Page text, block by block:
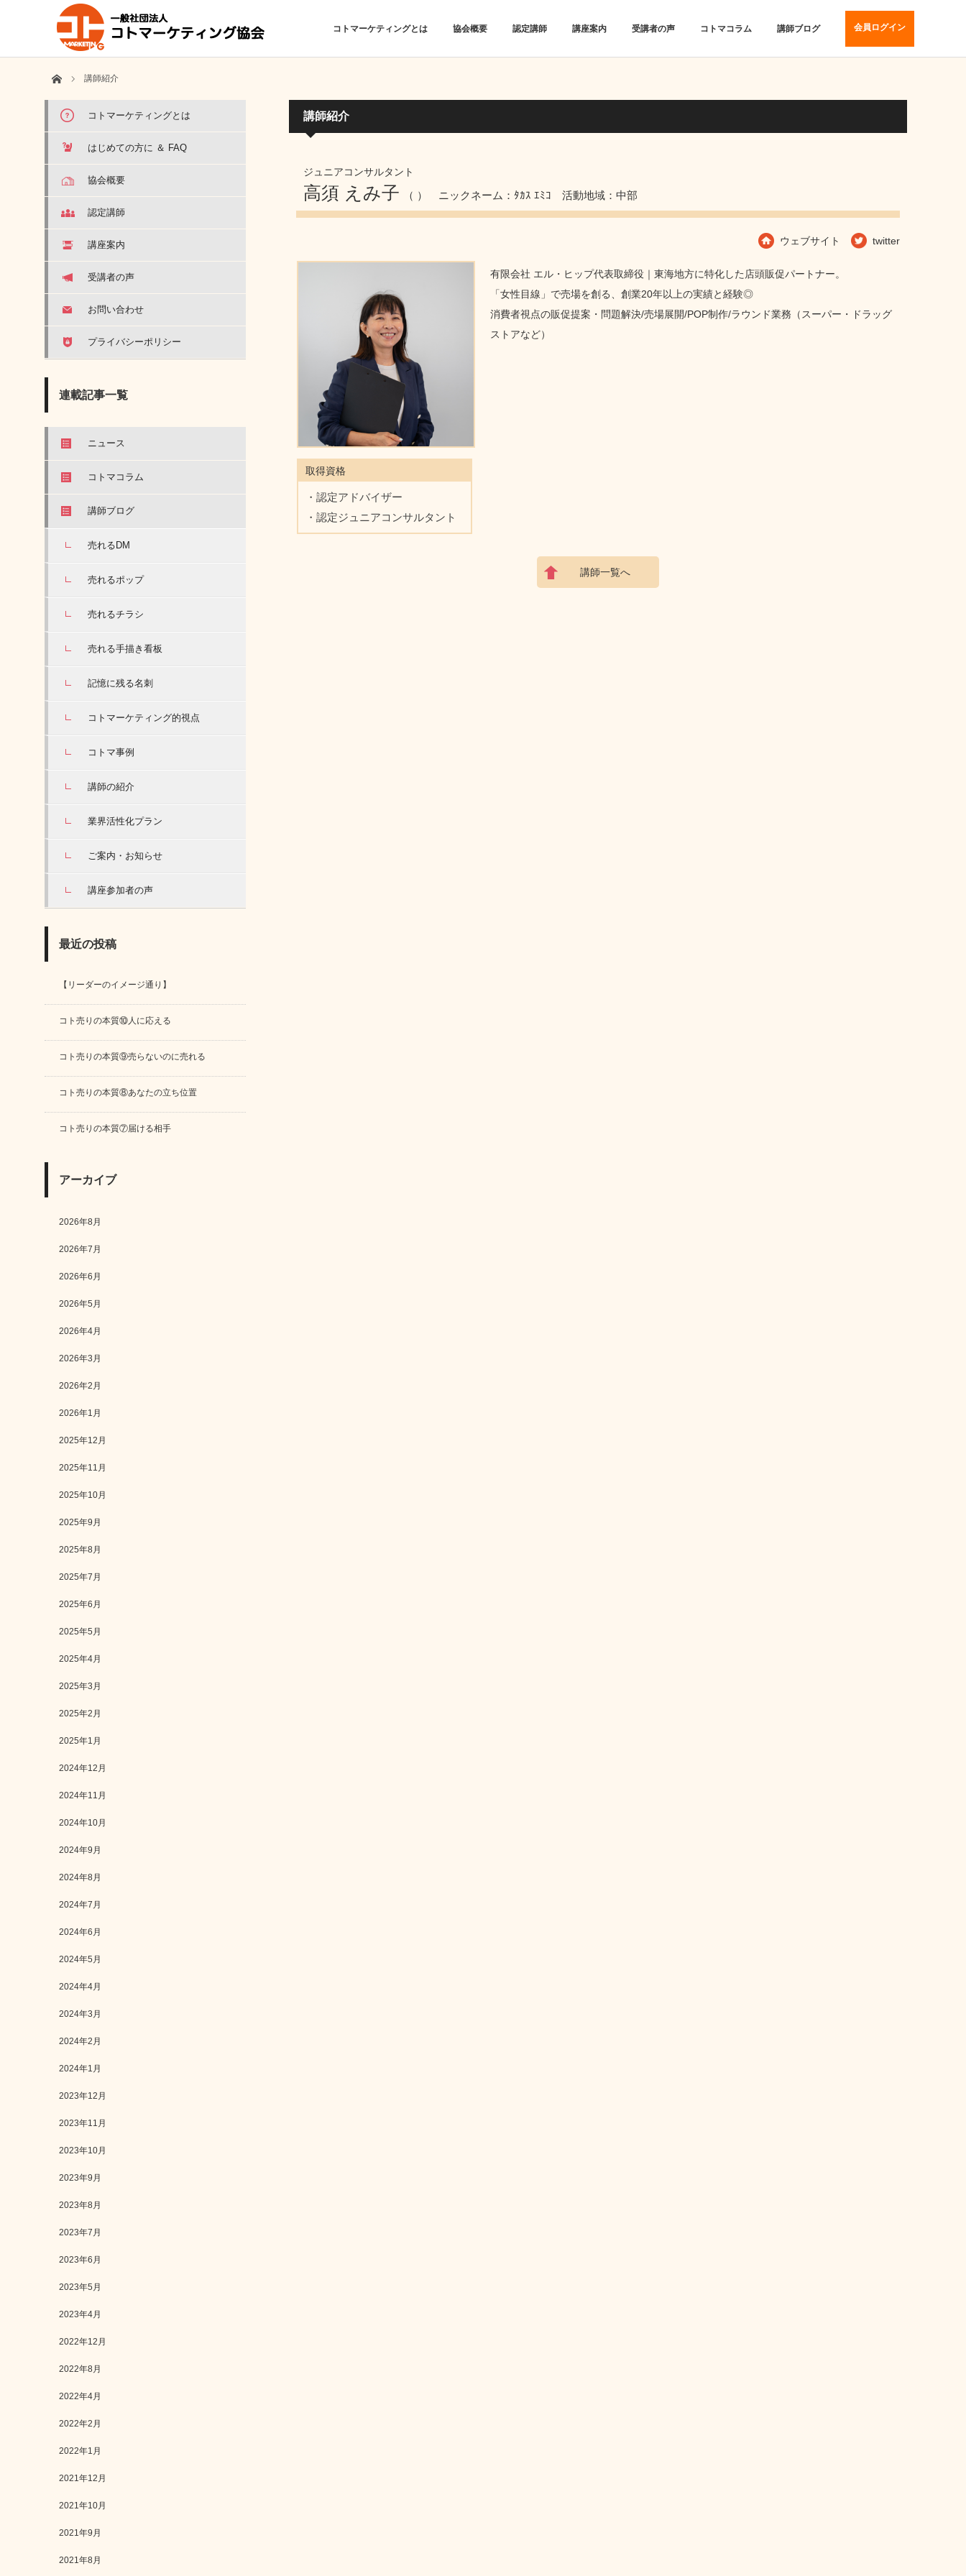
コトマーケティングとは 協会概要 認定講師 講座案内 受講者の声 コトマコラム 講師ブログ 会員ログイン
ホーム 講師紹介
講師紹介
ジュニアコンサルタント
高須 えみ子 （ ） ニックネーム：ﾀｶｽ ｴﾐｺ 活動地域：中部
ウェブサイト twitter
取得資格
・認定アドバイザー
・認定ジュニアコンサルタント
有限会社 エル・ヒップ代表取締役｜東海地方に特化した店頭販促パートナー。
「女性目線」で売場を創る、創業20年以上の実績と経験◎
消費者視点の販促提案・問題解決/売場展開/POP制作/ラウンド業務（スーパー・ドラッグ
ストアなど）
講師一覧へ
コトマーケティングとは
はじめての方に ＆ FAQ
協会概要
認定講師
講座案内
受講者の声
お問い合わせ
プライバシーポリシー
連載記事一覧
ニュース
コトマコラム
講師ブログ
売れるDM
売れるポップ
売れるチラシ
売れる手描き看板
記憶に残る名刺
コトマーケティング的視点
コトマ事例
講師の紹介
業界活性化プラン
ご案内・お知らせ
講座参加者の声
最近の投稿
【リーダーのイメージ通り】
コト売りの本質⑩人に応える
コト売りの本質⑨売らないのに売れる
コト売りの本質⑧あなたの立ち位置
コト売りの本質⑦届ける相手
アーカイブ
2026年8月
2026年7月
2026年6月
2026年5月
2026年4月
2026年3月
2026年2月
2026年1月
2025年12月
2025年11月
2025年10月
2025年9月
2025年8月
2025年7月
2025年6月
2025年5月
2025年4月
2025年3月
2025年2月
2025年1月
2024年12月
2024年11月
2024年10月
2024年9月
2024年8月
2024年7月
2024年6月
2024年5月
2024年4月
2024年3月
2024年2月
2024年1月
2023年12月
2023年11月
2023年10月
2023年9月
2023年8月
2023年7月
2023年6月
2023年5月
2023年4月
2022年12月
2022年8月
2022年4月
2022年2月
2022年1月
2021年12月
2021年10月
2021年9月
2021年8月